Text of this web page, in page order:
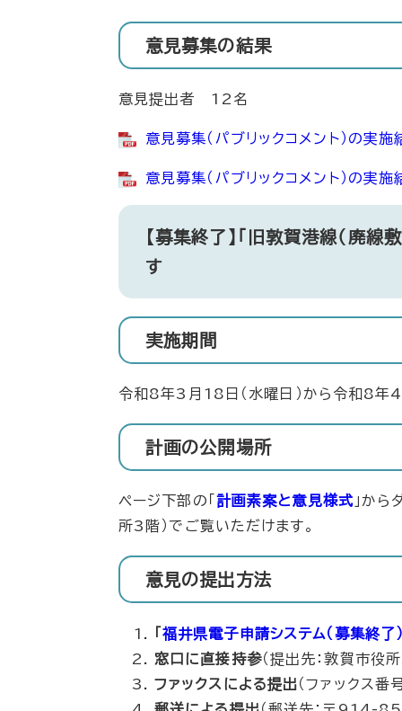
意見募集の結果
意見提出者 12名
意見募集（パブリックコメント）の
意見募集（パブリックコメント）の
【募集終了】「旧敦賀港線（廃線
す
実施期間​
令和8年3月18日（水曜日）から令和8年4
計画の公開場所
ページ下部の「 計画素案と意見様式」から
所3階）でご覧いただけます。
意見の提出方法
「福井県電子申請システム（募集終了
窓口に直接持参（提出先：敦賀市役
ファックスによる提出（ファックス